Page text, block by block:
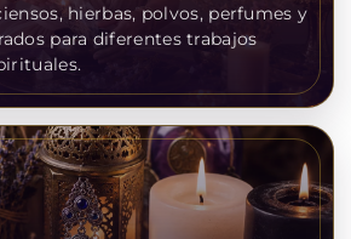
hierbas, polvos, perfumes y
para diferentes trabajos